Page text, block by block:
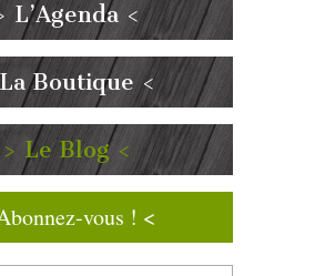
L’Agenda <
Boutique <
> Le Blog <
vous ! <